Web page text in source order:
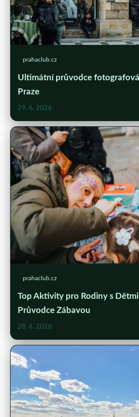
prahaclub.cz
Ultimátní průvodce
Praze
29. 6. 2026
prahaclub.cz
Top Aktivity pro Rodiny s
Průvodce Zábavou
28. 6. 2026